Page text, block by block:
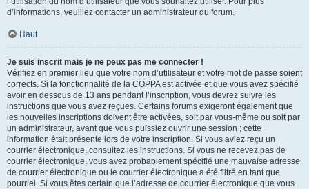
d’informations, veuillez contacter un administrateur du forum.
Haut
Je suis inscrit mais je ne peux pas me connecter !
Vérifiez en premier lieu que votre nom d’utilisateur et votre mot de passe soient
corrects. Si la fonctionnalité de la COPPA est activée et que vous avez spécifié
avoir en dessous de 13 ans pendant l’inscription, vous devrez suivre les
instructions que vous avez reçues. Certains forums exigeront également que
les nouvelles inscriptions doivent être activées, soit par vous-même ou soit par
un administrateur, avant que vous puissiez ouvrir une session ; cette
information était présente lors de votre inscription. Si vous aviez reçu un
courrier électronique, consultez les instructions. Si vous ne recevez pas de
courrier électronique, vous avez probablement spécifié une mauvaise adresse
de courrier électronique ou le courrier électronique a été filtré en tant que
pourriel. Si vous êtes certain que l’adresse de courrier électronique que vous